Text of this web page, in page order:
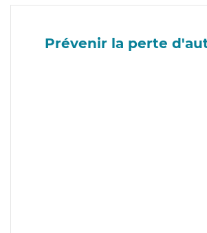
Prévenir la perte